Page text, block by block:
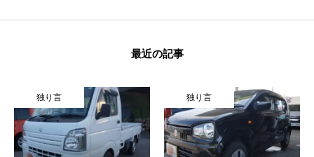
保険
最近の記事
独り言 独り言